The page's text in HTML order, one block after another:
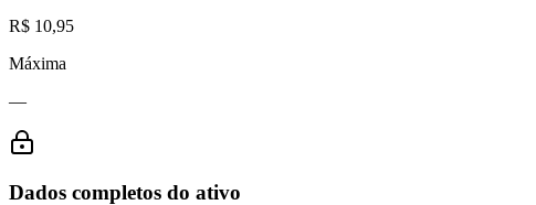
R$ 10,95
Máxima
—
Dados completos do ativo